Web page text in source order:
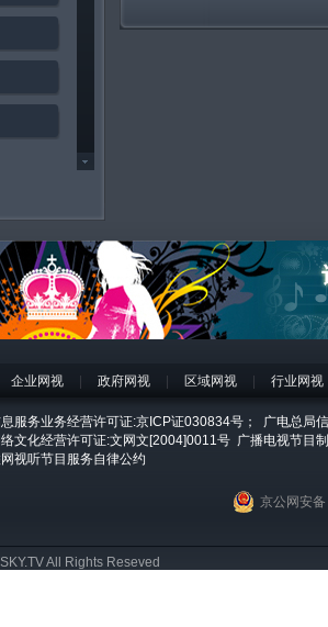
企业网视 政府网视 区域网视 行业网视
服务业务经营许可证:京ICP证030834号；
广电总局
文化经营许可证:文网文[2004]0011号 广播电视节目
视听节目服务自律公约
京公网安
All Rights Reseved